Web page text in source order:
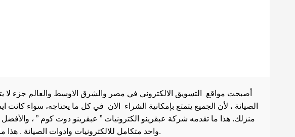
أصبحت مواقع التسويق الالكتروني في مصر والشرق الاوسط والعالم جزء لا
الصيانة ، لأن الجميع يتمتع بإمكانية الشراء الان في كل ما يحتاجه، سواء
منزلك. هذا ما تقدمه شركة عبقرينو الكترونيات ” عبقرينو دوت كوم ” ،
واحد متكامل للالكترونيات وادوات الصيانة . هذا ما يجعل موقع عبقرينو دوت كوم من أفضل مواقع تسوق عبر الإنترنت في مصر.